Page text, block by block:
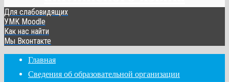
Для слабовидящих
УМК Moodle
Как нас найти
Мы Вконтакте
Главная
Сведения об образовательной организации